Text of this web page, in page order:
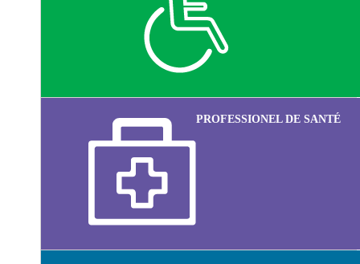
PROFESSIONEL DE SANTÉ